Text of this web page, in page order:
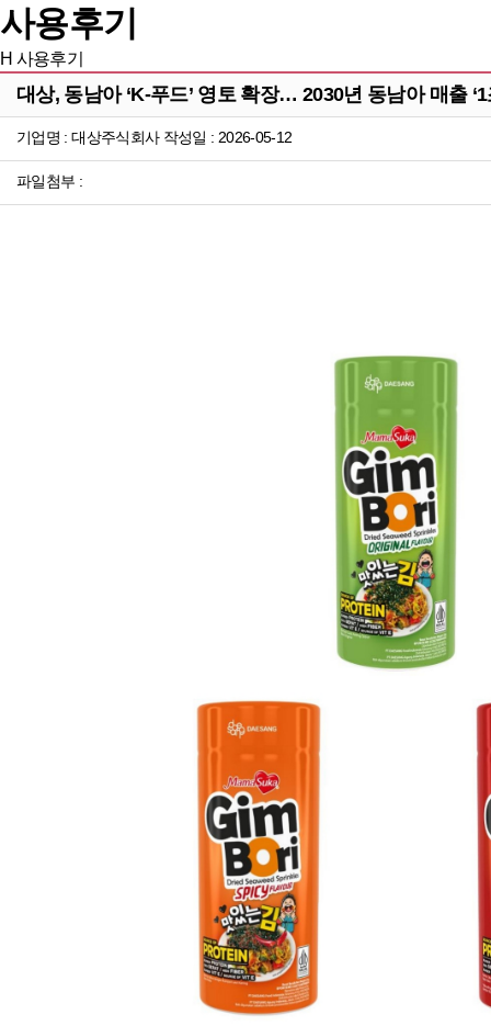
사용후기
H 사용후기
대상, 동남아 ‘K-푸드’ 영토 확장… 2030년 동남아 매출 ‘1
기업명 : 대상주식회사 작성일 : 2026-05-12
파일첨부 :